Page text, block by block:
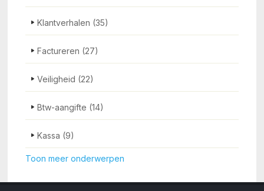
Klantverhalen (35)
Factureren (27)
Veiligheid (22)
Btw-aangifte (14)
Kassa (9)
Toon meer onderwerpen